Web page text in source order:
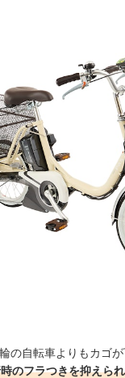
の自転車よりもカゴ
のフラつきを抑えら